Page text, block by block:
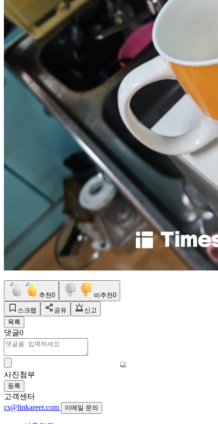
추천0 비추천0
스크랩 공유
신고
목록
댓글0
사진첨부
등록
고객센터
cs@linkareer.com
이메일 문의